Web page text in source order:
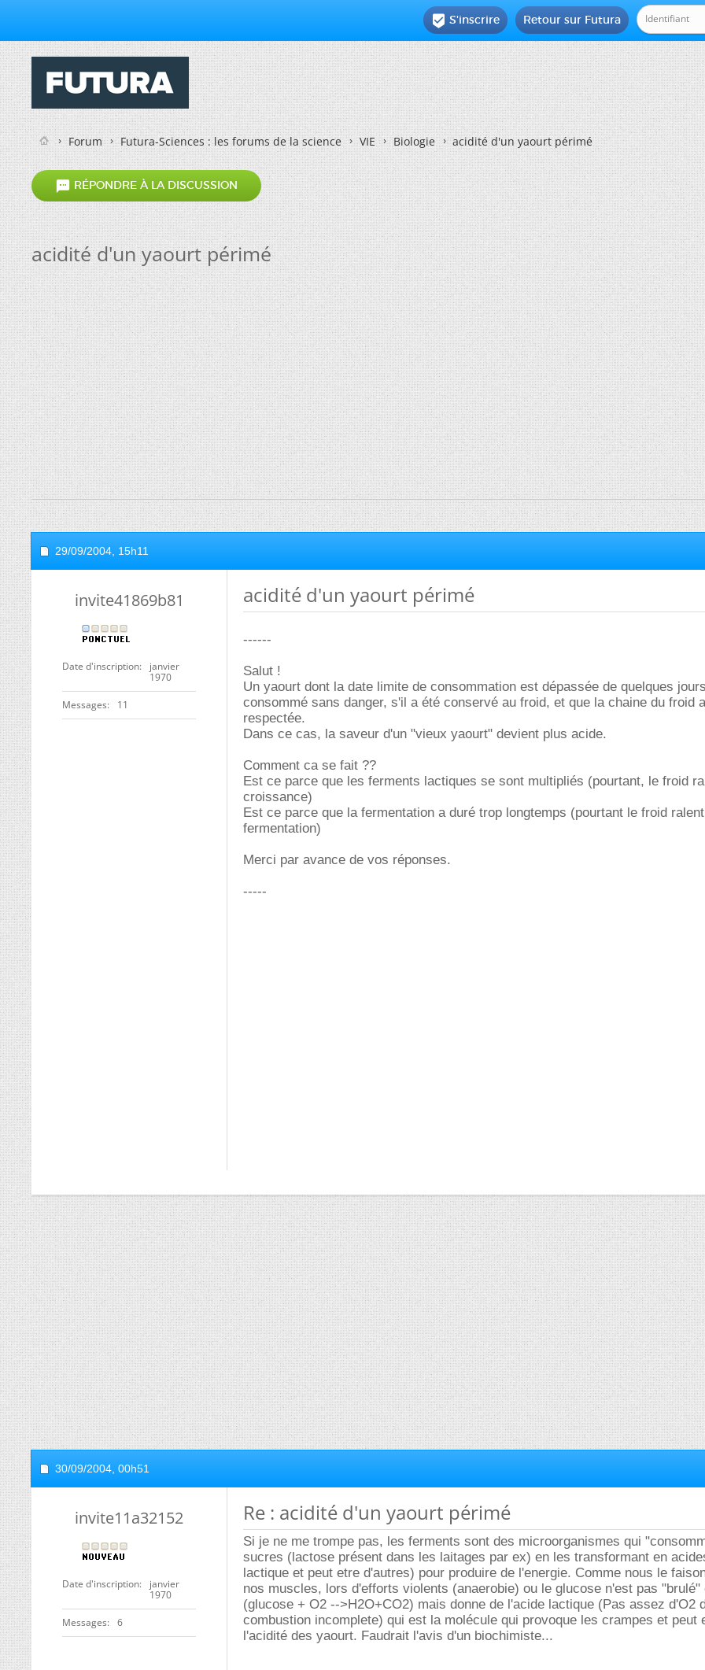
Retour sur Futura
 S'inscrire
Forum Futura-Sciences : les forums de la science VIE Biologie acidité d'un yaourt périmé
 RÉPONDRE À LA DISCUSSION
acidité d'un yaourt périmé
29/09/2004, 15h11
invite41869b81
Date d'inscription
janvier
1970
Messages 11
acidité d'un yaourt périmé
------
Salut !
Un yaourt dont la date limite de consommation est dépassée de quelques
consommé sans danger, s'il a été conservé au froid, et que la chaine du froid
respectée.
Dans ce cas, la saveur d'un "vieux yaourt" devient plus acide.
Comment ca se fait ??
Est ce parce que les ferments lactiques se sont multipliés (pourtant, le froid
croissance)
Est ce parce que la fermentation a duré trop longtemps (pourtant le froid
fermentation)
Merci par avance de vos réponses.
-----
30/09/2004, 00h51
invite11a32152
Date d'inscription
janvier
1970
Messages 6
Re : acidité d'un yaourt périmé
Si je ne me trompe pas, les ferments sont des microorganismes qui
sucres (lactose présent dans les laitages par ex) en les transformant en
lactique et peut etre d'autres) pour produire de l'energie. Comme nous le
nos muscles, lors d'efforts violents (anaerobie) ou le glucose n'est pas "brulé"
(glucose + O2 -->H2O+CO2) mais donne de l'acide lactique (Pas assez d'O2
combustion incomplete) qui est la molécule qui provoque les crampes et peut
l'acidité des yaourt. Faudrait l'avis d'un biochimiste...